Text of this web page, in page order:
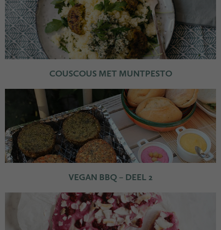
COUSCOUS MET MUNTPESTO
VEGAN BBQ – DEEL 2